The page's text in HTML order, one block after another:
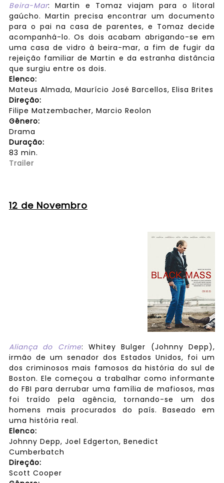
Beira-Mar: Martin e Tomaz viajam para o litoral
gaúcho. Martin precisa encontrar um documento
para o pai na casa de parentes, e Tomaz decide
acompanhá-lo. Os dois acabam abrigando-se em
uma casa de vidro à beira-mar, a fim de fugir da
rejeição familiar de Martin e da estranha distância
que surgiu entre os dois.
Elenco:
Mateus Almada, Maurício José Barcellos, Elisa Brites
Direção:
Filipe Matzembacher, Marcio Reolon
Gênero:
Drama
Duração:
83 min.
Trailer
12 de Novembro
Aliança do Crime: Whitey Bulger (Johnny Depp),
irmão de um senador dos Estados Unidos, foi um
dos criminosos mais famosos da história do sul de
Boston. Ele começou a trabalhar como informante
do FBI para derrubar uma família de mafiosos, mas
foi traído pela agência, tornando-se um dos
homens mais procurados do país. Baseado em
uma história real.
Elenco:
Johnny Depp, Joel Edgerton, Benedict
Cumberbatch
Direção:
Scott Cooper